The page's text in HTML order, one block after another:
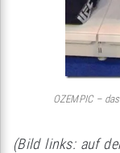
OZEMPIC –
(Bild links: auf